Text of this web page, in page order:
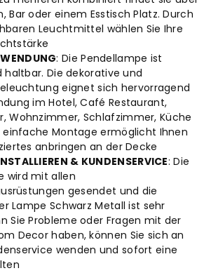
Bar oder einem Esstisch Platz. Durch
Leuchtmittel wählen Sie Ihre
: Die Pendellampe ist
haltbar. Die dekorative und
eignet sich hervorragend
im Hotel, Café Restaurant,
Wohnzimmer, Schlafzimmer, Küche
einfache Montage ermöglicht Ihnen
anbringen an der Decke
& KUNDENSERVICE: Die
wird mit allen
gesendet und die
Lampe Schwarz Metall ist sehr
Sie Probleme oder Fragen mit der
Decor haben, können Sie sich an
wenden und sofort eine